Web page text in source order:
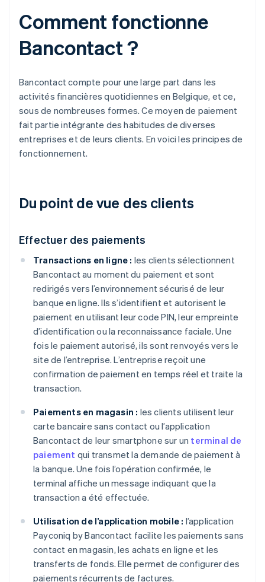
Comment fonctionne
Bancontact ?
Bancontact compte pour une large part dans les
activités financières quotidiennes en Belgique, et ce,
sous de nombreuses formes. Ce moyen de paiement
fait partie intégrante des habitudes de diverses
entreprises et de leurs clients. En voici les principes de
fonctionnement.
Du point de vue des clients
Effectuer des paiements
Transactions en ligne : les clients sélectionnent
Bancontact au moment du paiement et sont
redirigés vers l’environnement sécurisé de leur
banque en ligne. Ils s’identifient et autorisent le
paiement en utilisant leur code PIN, leur empreinte
d’identification ou la reconnaissance faciale. Une
fois le paiement autorisé, ils sont renvoyés vers le
site de l’entreprise. L’entreprise reçoit une
confirmation de paiement en temps réel et traite la
transaction.
Paiements en magasin : les clients utilisent leur
carte bancaire sans contact ou l’application
Bancontact de leur smartphone sur un terminal de
paiement qui transmet la demande de paiement à
la banque. Une fois l’opération confirmée, le
terminal affiche un message indiquant que la
transaction a été effectuée.
Utilisation de l’application mobile : l’application
Payconiq by Bancontact facilite les paiements sans
contact en magasin, les achats en ligne et les
transferts de fonds. Elle permet de configurer des
paiements récurrents de factures.